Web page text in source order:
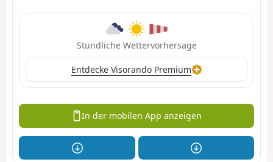
Stündliche Wettervorhersage
Entdecke Visorando Premium
In der mobilen App anzeigen